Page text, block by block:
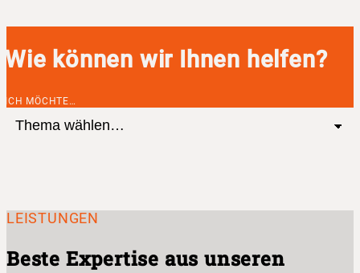
Wie können wir Ihnen helfen?
ICH MÖCHTE…
LEISTUNGEN
Beste Expertise aus unseren